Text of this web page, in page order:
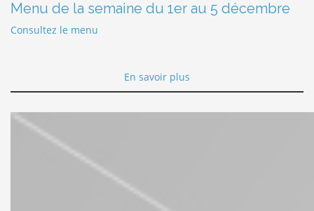
Menu de la semaine du 1er au 5 décembre
Consultez le menu
En savoir plus